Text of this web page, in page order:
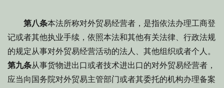
第八条本法所称对外贸易经营者，是指依法办理工商登
记或者其他执业手续，依照本法和其他有关法律、行政法规
的规定从事对外贸易经营活动的法人、其他组织或者个人。
第九条从事货物进出口或者技术进出口的对外贸易经营者，
应当向国务院对外贸易主管部门或者其委托的机构办理备案